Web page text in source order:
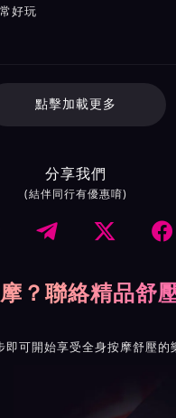
好玩
點擊加載更多
分享我們
(結伴同行有優惠唷)
  
？聯絡精品舒
即可開始享受全身按摩舒壓的